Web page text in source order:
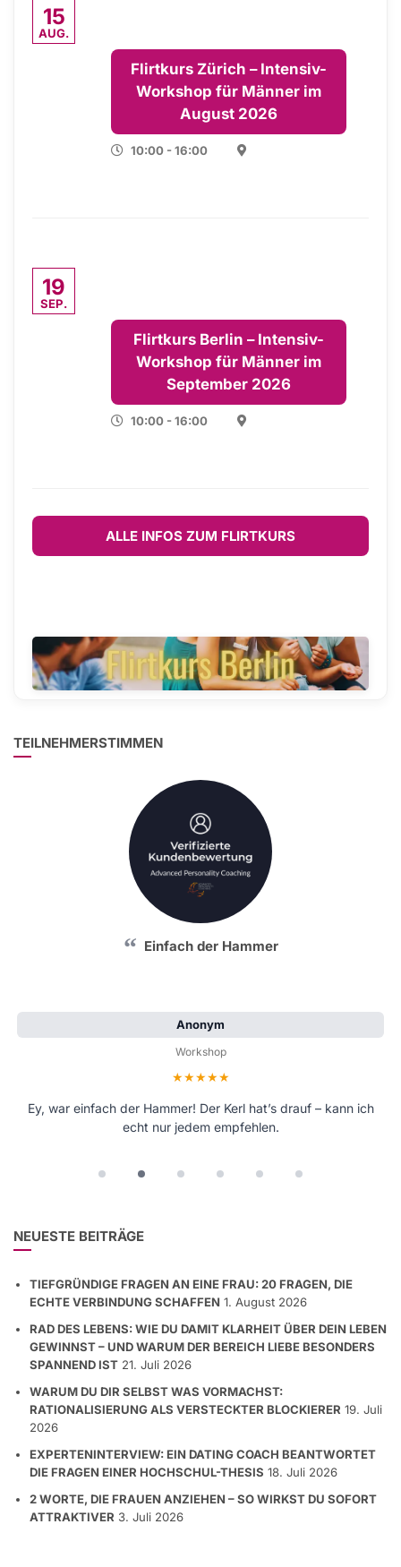
15
AUG.
Flirtkurs Zürich – Intensiv-
Workshop für Männer im
August 2026
10:00 - 16:00
19
SEP.
Flirtkurs Berlin – Intensiv-
Workshop für Männer im
September 2026
10:00 - 16:00
ALLE INFOS ZUM FLIRTKURS
TEILNEHMERSTIMMEN
Einfach der Hammer
Anonym
Workshop
Bewertung: 5 von 5 Sternen
Ey, war einfach der Hammer! Der Kerl hat’s drauf – kann ich
echt nur jedem empfehlen.
NEUESTE BEITRÄGE
TIEFGRÜNDIGE FRAGEN AN EINE FRAU: 20 FRAGEN, DIE
ECHTE VERBINDUNG SCHAFFEN 1. August 2026
RAD DES LEBENS: WIE DU DAMIT KLARHEIT ÜBER DEIN LEBEN
GEWINNST – UND WARUM DER BEREICH LIEBE BESONDERS
SPANNEND IST 21. Juli 2026
WARUM DU DIR SELBST WAS VORMACHST:
RATIONALISIERUNG ALS VERSTECKTER BLOCKIERER 19. Juli
2026
EXPERTENINTERVIEW: EIN DATING COACH BEANTWORTET
DIE FRAGEN EINER HOCHSCHUL-THESIS 18. Juli 2026
2 WORTE, DIE FRAUEN ANZIEHEN – SO WIRKST DU SOFORT
ATTRAKTIVER 3. Juli 2026